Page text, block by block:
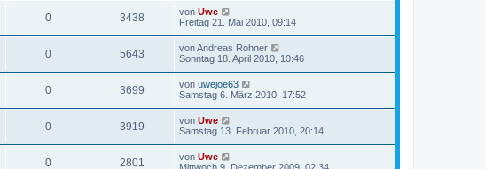
0 3438 von Uwe
Freitag 21. Mai 2010, 09:14
0 5643 vonAndreas Rohner
Sonntag 18. April 2010, 10:46
0 3699 von uwejoe63
Samstag 6. März 2010, 17:52
0 3919 von Uwe
Samstag 13. Februar 2010, 20:14
0 2801 von Uwe
Mittwoch 9. Dezember 2009, 02:34